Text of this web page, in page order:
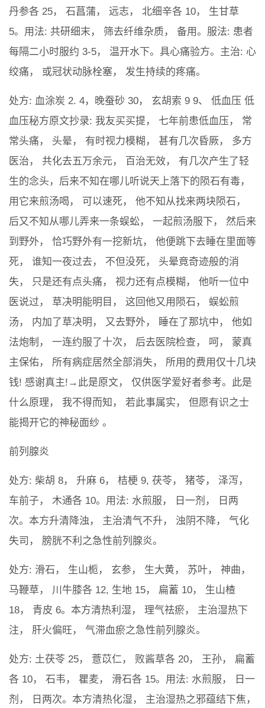
丹参各 25， 石菖蒲， 远志， 北细辛各 10， 生甘草
5。用法: 共研细末， 筛去纤维杂质， 备用。服法: 患者
每隔二小时服约 3-5， 温开水下。具心痛验方。主治: 心
绞痛， 或冠状动脉栓塞， 发生持续的疼痛。
处方: 血涂炭 2. 4，晚蚕砂 30， 玄胡索 9 9、 低血压 低
血压秘方原文抄录: 我友买买提， 七年前患低血压， 常
常头痛， 头晕， 有时视力模糊， 甚有几次昏厥， 多方
医治， 共化去五万余元， 百治无效， 有几次产生了轻
生的念头，后来不知在哪儿听说天上落下的陨石有毒，
用它来煎汤喝， 可以速死， 他不知从找来两块陨石，
后又不知从哪儿弄来一条蜈蚣， 一起煎汤服下， 然后来
到野外， 恰巧野外有一挖新坑， 他便跳下去睡在里面等
死， 谁知一夜过去， 不但没死， 头晕竟奇迹般的消
失， 只是还有点头痛， 视力还有点模糊， 他听一位中
医说过， 草决明能明目， 这回他又用陨石， 蜈蚣煎
汤， 内加了草决明， 又去野外， 睡在了那坑中， 他如
法炮制， 一连约服了十次， 后去医院检查， 呵， 蒙真
主保佑， 所有病症居然全部消失， 所用的费用仅十几块
钱! 感谢真主!→此是原文， 仅供医学爱好者参考。此是
什么原理， 我不得而知， 若此事属实， 但愿有识之士
能揭开它的神秘面纱 。
前列腺炎
处方: 柴胡 8， 升麻 6， 桔梗 9, 茯苓， 猪苓， 泽泻，
车前子， 木通各 10。用法: 水煎服， 日一剂， 日两
次。本方升清降浊， 主治清气不升， 浊阴不降， 气化
失司， 膀胱不利之急性前列腺炎。
处方: 滑石， 生山栀， 玄参， 生大黄， 苏叶， 神曲，
马鞭草， 川牛膝各 12, 生地 15， 扁蓄 10， 生山楂
18， 青皮 6。本方清热利湿， 理气祛瘀， 主治湿热下
注， 肝火偏旺， 气滞血瘀之急性前列腺炎。
处方: 土茯苓 25， 薏苡仁， 败酱草各 20， 王孙， 扁蓄
各 10， 石韦， 瞿麦， 滑石各 15。用法: 水煎服， 日一
剂， 日两次。本方清热化湿， 主治湿热之邪蕴结下焦，